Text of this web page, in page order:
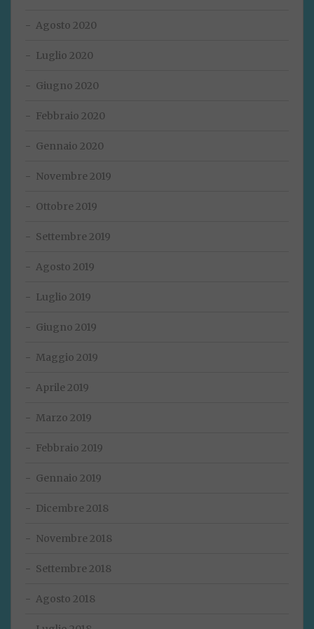
Agosto 2020
Luglio 2020
Giugno 2020
Febbraio 2020
Gennaio 2020
Novembre 2019
Ottobre 2019
Settembre 2019
Agosto 2019
Luglio 2019
Giugno 2019
Maggio 2019
Aprile 2019
Marzo 2019
Febbraio 2019
Gennaio 2019
Dicembre 2018
Novembre 2018
Settembre 2018
Agosto 2018